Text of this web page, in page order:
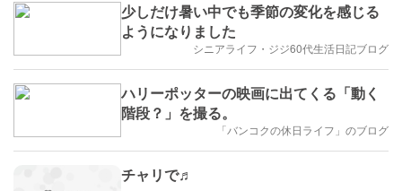
少しだけ暑い中でも季節の変化を感じる
ようになりました
シニアライフ・ジジ60代生活日記ブログ
ハリーポッターの映画に出てくる「動く
階段？」を撮る。
「バンコクの休日ライフ」のブログ
チャリで♬